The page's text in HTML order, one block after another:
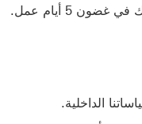
الداخلية.‬